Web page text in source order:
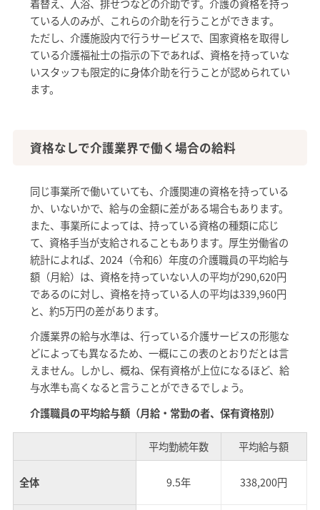
着替え、入浴、排せつなどの介助です。介護の資格を持っ
ている人のみが、これらの介助を行うことができます。
ただし、介護施設内で行うサービスで、国家資格を取得し
ている介護福祉士の指示の下であれば、資格を持っていな
いスタッフも限定的に身体介助を行うことが認められてい
ます。
資格なしで介護業界で働く場合の給料
同じ事業所で働いていても、介護関連の資格を持っている
か、いないかで、給与の金額に差がある場合もあります。
また、事業所によっては、持っている資格の種類に応じ
て、資格手当が支給されることもあります。厚生労働省の
統計によれば、2024（令和6）年度の介護職員の平均給与
額（月給）は、資格を持っていない人の平均が290,620円
であるのに対し、資格を持っている人の平均は339,960円
と、約5万円の差があります。
介護業界の給与水準は、行っている介護サービスの形態な
どによっても異なるため、一概にこの表のとおりだとは言
えません。しかし、概ね、保有資格が上位になるほど、給
与水準も高くなると言うことができるでしょう。
介護職員の平均給与額（月給・常勤の者、保有資格別）
平均勤続年数 平均給与額
全体 9.5年 338,200円